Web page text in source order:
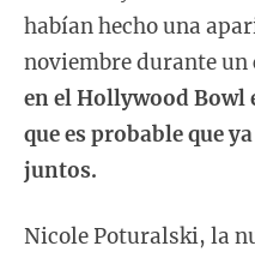
habían hecho una
noviembre durante un
en el Hollywood Bowl
que es probable que
juntos.
Nicole Poturalski, la